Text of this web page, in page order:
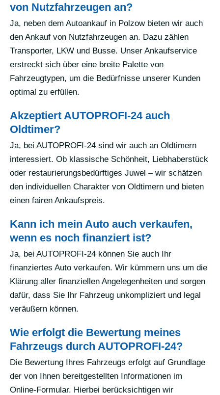
von Nutzfahrzeugen an?
Ja, neben dem Autoankauf in Polzow bieten wir auch
den Ankauf von Nutzfahrzeugen an. Dazu zählen
Transporter, LKW und Busse. Unser Ankaufservice
erstreckt sich über eine breite Palette von
Fahrzeugtypen, um die Bedürfnisse unserer Kunden
optimal zu erfüllen.
Akzeptiert AUTOPROFI-24 auch
Oldtimer?
Ja, bei AUTOPROFI-24 sind wir auch an Oldtimern
interessiert. Ob klassische Schönheit, Liebhaberstück
oder restaurierungsbedürftiges Juwel – wir schätzen
den individuellen Charakter von Oldtimern und bieten
einen fairen Ankaufspreis.
Kann ich mein Auto auch verkaufen,
wenn es noch finanziert ist?
Ja, bei AUTOPROFI-24 können Sie auch Ihr
finanziertes Auto verkaufen. Wir kümmern uns um die
Klärung aller finanziellen Angelegenheiten und sorgen
dafür, dass Sie Ihr Fahrzeug unkompliziert und legal
veräußern können.
Wie erfolgt die Bewertung meines
Fahrzeugs durch AUTOPROFI-24?
Die Bewertung Ihres Fahrzeugs erfolgt auf Grundlage
der von Ihnen bereitgestellten Informationen im
Online-Formular. Hierbei berücksichtigen wir